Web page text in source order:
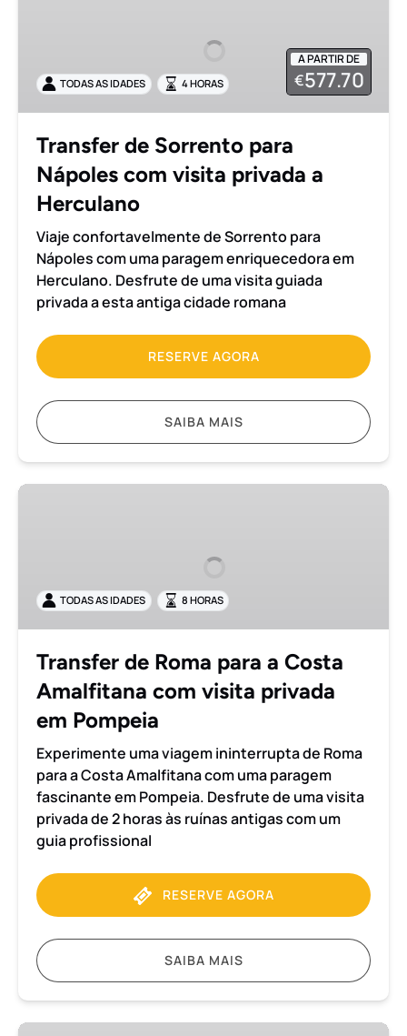
com
visita
Herculano
A PARTIR DE
€577.70
TODAS AS IDADES 4 HORAS
Transfer de Sorrento para
Nápoles com visita privada a
Herculano
Viaje confortavelmente de Sorrento para
Nápoles com uma paragem enriquecedora em
Herculano. Desfrute de uma visita guiada
privada a esta antiga cidade romana
RESERVE AGORA
SAIBA MAIS
Transfer
Costa
Amalfitana
visita
privada
em
Pompeia
TODAS AS IDADES 8 HORAS
Transfer de Roma para a Costa
Amalfitana com visita privada
em Pompeia
Experimente uma viagem ininterrupta de Roma
para a Costa Amalfitana com uma paragem
fascinante em Pompeia. Desfrute de uma visita
privada de 2 horas às ruínas antigas com um
guia profissional
RESERVE AGORA
SAIBA MAIS